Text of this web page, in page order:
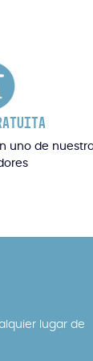
uno de
lugar de